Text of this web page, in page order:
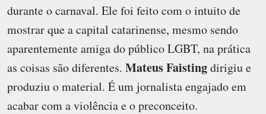
durante o carnaval. Ele foi feito com o intuito de
mostrar que a capital catarinense, mesmo sendo
aparentemente amiga do público LGBT, na prática
as coisas são diferentes. Mateus Faistingdirigiu e
produziu o material. É um jornalista engajado em
acabar com a violência e o preconceito.